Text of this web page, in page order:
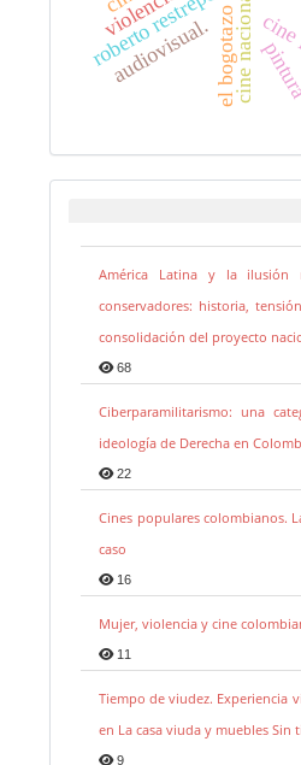
cine nacional
el bogotazo
roberto restrepo
audiovisual.
América Latina y la ilusión
conservadores: historia,
consolidación del proyecto
68
Ciberparamilitarismo: una
ideología de Derecha en
22
Cines populares colombianos.
caso
16
Mujer, violencia y cine
11
Tiempo de viudez. Experiencia
en La casa viuda y muebles Sin
9